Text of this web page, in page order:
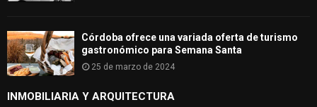
Córdoba ofrece una variada oferta de turismo
gastronómico para Semana Santa
25 de marzo de 2024
INMOBILIARIA Y ARQUITECTURA